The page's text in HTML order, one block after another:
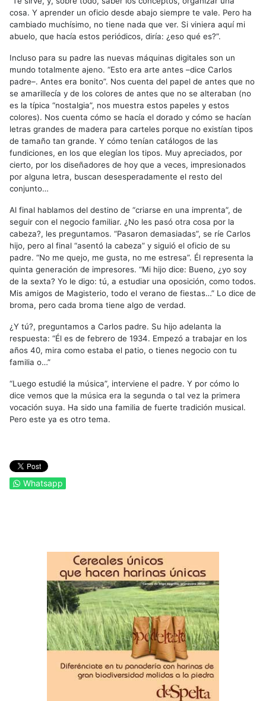
cosa. Y aprender un oficio desde abajo siempre te vale. Pero ha
cambiado muchísimo, no tiene nada que ver. Si viniera aquí mi
abuelo, que hacía estos periódicos, diría: ¿eso qué es?”.
Incluso para su padre las nuevas máquinas digitales son un
mundo totalmente ajeno. “Esto era arte antes –dice Carlos
padre–. Antes era bonito”. Nos cuenta del papel de antes que no
se amarillecía y de los colores de antes que no se alteraban (no
es la típica “nostalgia”, nos muestra estos papeles y estos
colores). Nos cuenta cómo se hacía el dorado y cómo se hacían
letras grandes de madera para carteles porque no existían tipos
de tamaño tan grande. Y cómo tenían catálogos de las
fundiciones, en los que elegían los tipos. Muy apreciados, por
cierto, por los diseñadores de hoy que a veces, impresionados
por alguna letra, buscan desesperadamente el resto del
conjunto…
Al final hablamos del destino de “criarse en una imprenta”, de
seguir con el negocio familiar. ¿No les pasó otra cosa por la
cabeza?, les preguntamos. “Pasaron demasiadas”, se ríe Carlos
hijo, pero al final “asentó la cabeza” y siguió el oficio de su
padre. “No me quejo, me gusta, no me estresa”. Él representa la
quinta generación de impresores. “Mi hijo dice: Bueno, ¿yo soy
de la sexta? Yo le digo: tú, a estudiar una oposición, como todos.
Mis amigos de Magisterio, todo el verano de fiestas…” Lo dice de
broma, pero cada broma tiene algo de verdad.
¿Y tú?, preguntamos a Carlos padre. Su hijo adelanta la
respuesta: “Él es de febrero de 1934. Empezó a trabajar en los
años 40, mira como estaba el patio, o tienes negocio con tu
familia o…”
“Luego estudié la música”, interviene el padre. Y por cómo lo
dice vemos que la música era la segunda o tal vez la primera
vocación suya. Ha sido una familia de fuerte tradición musical.
Pero este ya es otro tema.
Whatsapp